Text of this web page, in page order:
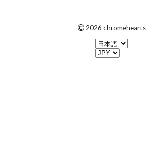
© 2026 chromehearts